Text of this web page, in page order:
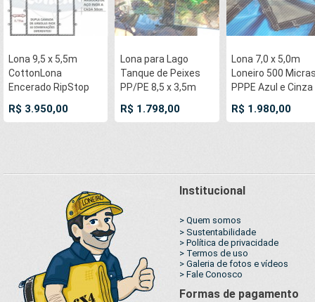
Lona 9,5 x 5,5m
CottonLona
Encerado RipStop
Algodão Azul + 50
metros Corda 8mm
R$ 3.950,00
Lona para Lago
Tanque de Peixes
PP/PE 8,5 x 3,5m
Azul / Cinza
impermeável e
R$ 1.798,00
Lona 7,0 x 5,0m
Loneiro 500
PPPE Azul e Cinza
com argolas 'D'
a cada 50cm e
R$ 1.980,00
Institucional
> Quem somos
> Sustentabilidade
> Política de privacidade
> Termos de uso
> Galeria de fotos e vídeos
> Fale Conosco
Formas de pagamento